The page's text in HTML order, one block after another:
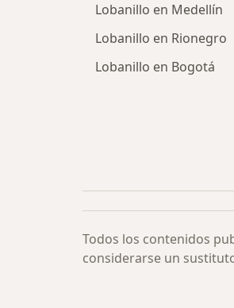
Lobanillo en Medellín
Lobanillo en Rionegro
Lobanillo en Bogotá
Todos los contenidos
considerarse un